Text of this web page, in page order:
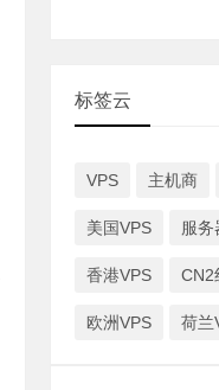
标签云
VPS 主机商
美国VPS 服务
香港VPS CN2
欧洲VPS 荷兰